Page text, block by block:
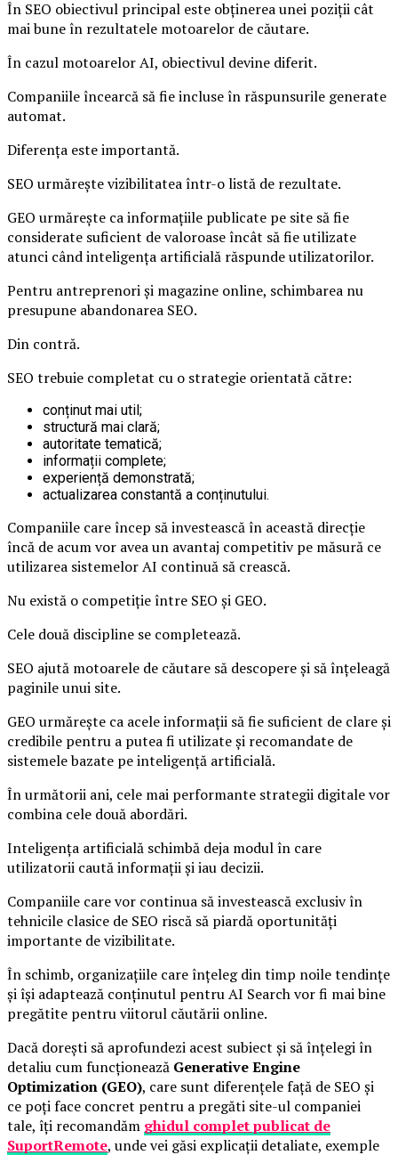
În SEO obiectivul principal este obținerea unei poziții cât
mai bune în rezultatele motoarelor de căutare.
În cazul motoarelor AI, obiectivul devine diferit.
Companiile încearcă să fie incluse în răspunsurile generate
automat.
Diferența este importantă.
SEO urmărește vizibilitatea într-o listă de rezultate.
GEO urmărește ca informațiile publicate pe site să fie
considerate suficient de valoroase încât să fie utilizate
atunci când inteligența artificială răspunde utilizatorilor.
Pentru antreprenori și magazine online, schimbarea nu
presupune abandonarea SEO.
Din contră.
SEO trebuie completat cu o strategie orientată către:
conținut mai util;
structură mai clară;
autoritate tematică;
informații complete;
experiență demonstrată;
actualizarea constantă a conținutului.
Companiile care încep să investească în această direcție
încă de acum vor avea un avantaj competitiv pe măsură ce
utilizarea sistemelor AI continuă să crească.
Nu există o competiție între SEO și GEO.
Cele două discipline se completează.
SEO ajută motoarele de căutare să descopere și să înțeleagă
paginile unui site.
GEO urmărește ca acele informații să fie suficient de clare și
credibile pentru a putea fi utilizate și recomandate de
sistemele bazate pe inteligență artificială.
În următorii ani, cele mai performante strategii digitale vor
combina cele două abordări.
Inteligența artificială schimbă deja modul în care
utilizatorii caută informații și iau decizii.
Companiile care vor continua să investească exclusiv în
tehnicile clasice de SEO riscă să piardă oportunități
importante de vizibilitate.
În schimb, organizațiile care înțeleg din timp noile tendințe
și își adaptează conținutul pentru AI Search vor fi mai bine
pregătite pentru viitorul căutării online.
Dacă dorești să aprofundezi acest subiect și să înțelegi în
detaliu cum funcționează Generative Engine
Optimization (GEO), care sunt diferențele față de SEO și
ce poți face concret pentru a pregăti site-ul companiei
tale, îți recomandăm ghidul complet publicat de
SuportRemote, unde vei găsi explicații detaliate, exemple